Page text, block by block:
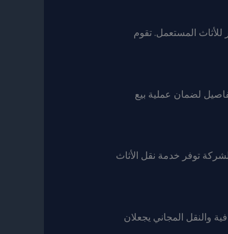
المستعمل. تقوم
لضمان عملية بيع
توفر خدمة نقل الأثاث
والنقل المجاني يجعلان